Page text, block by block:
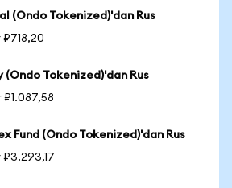
(Ondo Tokenized)'dan Rus
₽718,20
(Ondo Tokenized)'dan Rus
₽1.087,58
Fund (Ondo Tokenized)'dan Rus
₽3.293,17